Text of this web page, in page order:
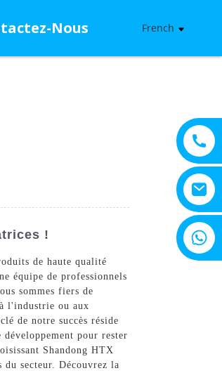
Nous French
!
de haute qualité
équipe de professionnels
sommes fiers de
l'industrie ou aux
de notre succès réside
pour rester
Shandong HTX
secteur. Découvrez la